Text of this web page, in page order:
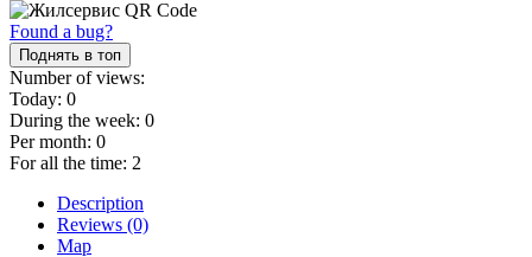
Found a bug?
Поднять в топ
Number of views:
Today: 0
During the week: 0
Per month: 0
For all the time: 2
Description
Reviews (0)
Map